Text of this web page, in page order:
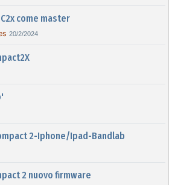
come master
20/2/2024
2-Iphone/Ipad-Bandlab
2 nuovo firmware